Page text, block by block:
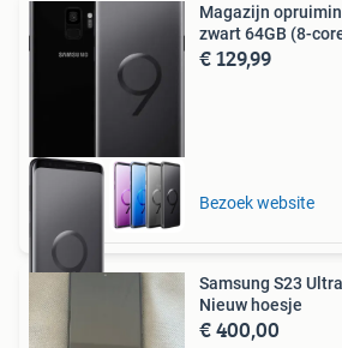
Magazijn
zwart 64GB (8-
€ 129,99
Bezoek website
Samsung S23
Nieuw hoesje
€ 400,00